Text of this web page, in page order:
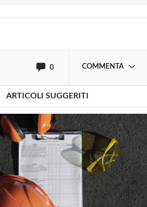
0 COMMENTA
ARTICOLI SUGGERITI